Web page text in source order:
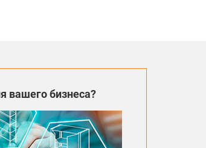
вашего бизнеса?